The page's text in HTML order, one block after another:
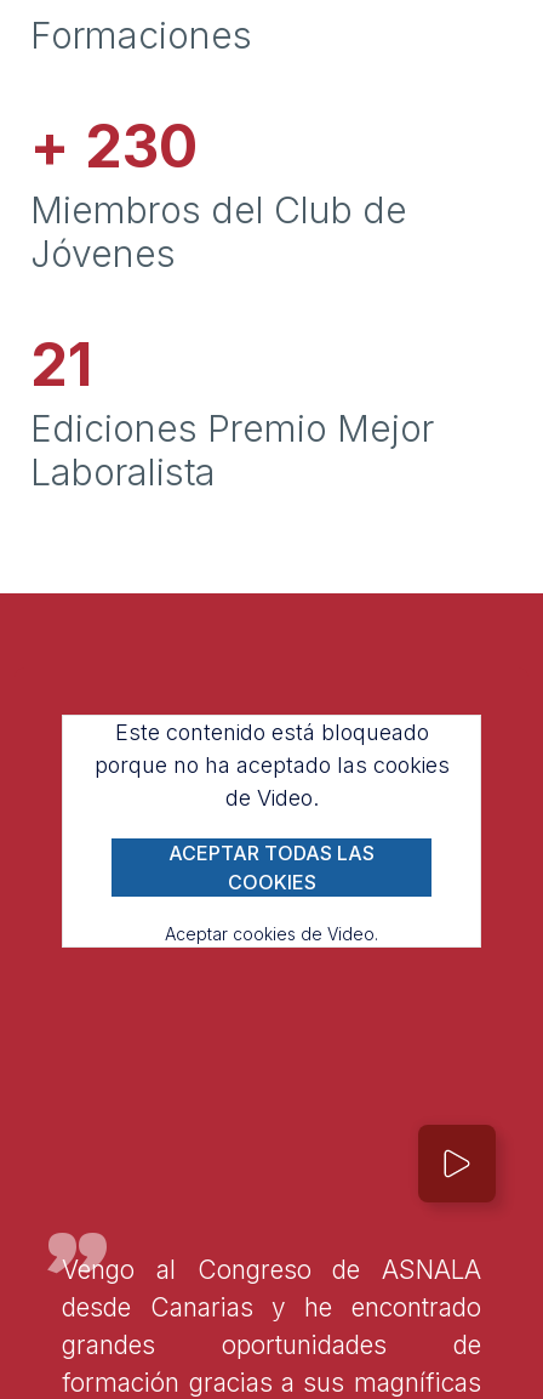
Formaciones
+ 230
Miembros del Club de
Jóvenes
21
Ediciones Premio Mejor
Laboralista
Este contenido está bloqueado
porque no ha aceptado las cookies
de Video.
ACEPTAR TODAS LAS
COOKIES
Aceptar cookies de Video.
"
Vengo al Congreso de ASNALA
desde Canarias y he encontrado
grandes oportunidades de
formación gracias a sus magníficas